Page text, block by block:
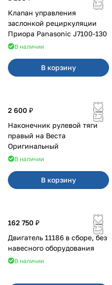
Клапан управления
заслонкой рециркуляции
Приора Panasonic J7100-130
В наличии
В корзину
2 600 ₽
Наконечник рулевой тяги
правый на Веста
Оригинальный
В наличии
В корзину
162 750 ₽
Двигатель 11186 в сборе, без
навесного оборудования
В наличии